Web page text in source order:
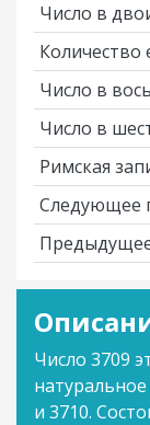
Число в
Количество
Число в
Число в
Римская
Следующее
Число 3709
и 3710.